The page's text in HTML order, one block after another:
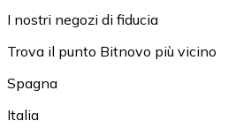
I nostri negozi di fiducia
Trova il punto Bitnovo più vicino
Spagna
Italia